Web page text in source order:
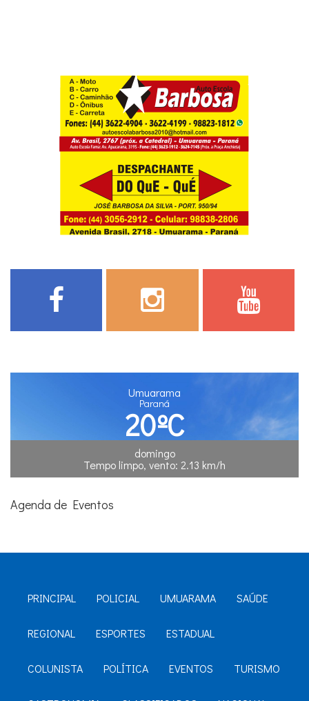
Umuarama
Paraná
20ºC
domingo
Tempo limpo, vento: 2.13 km/h
Agenda de Eventos
PRINCIPAL POLICIAL UMUARAMA SAÚDE
REGIONAL ESPORTES ESTADUAL
COLUNISTA POLÍTICA EVENTOS TURISMO